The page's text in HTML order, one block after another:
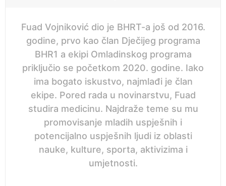
Fuad Vojniković dio je BHRT-a još od 2016.
godine, prvo kao član Dječijeg programa
BHR1 a ekipi Omladinskog programa
priključio se početkom 2020. godine. Iako
ima bogato iskustvo, najmlađi je član
ekipe. Pored rada u novinarstvu, Fuad
studira medicinu. Najdraže teme su mu
promovisanje mladih uspješnih i
potencijalno uspješnih ljudi iz oblasti
nauke, kulture, sporta, aktivizima i
umjetnosti.